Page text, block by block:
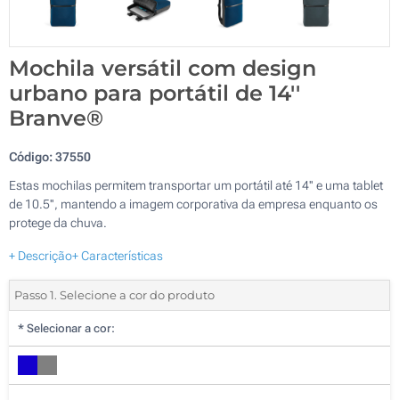
Mochila versátil com design
urbano para portátil de 14''
Branve®
Código:37550
Estas mochilas permitem transportar um portátil até 14'' e uma tablet
de 10.5'', mantendo a imagem corporativa da empresa enquanto os
protege da chuva.
+ Descrição+ Características
Passo 1. Selecione a cor do produto
* Selecionar a cor: